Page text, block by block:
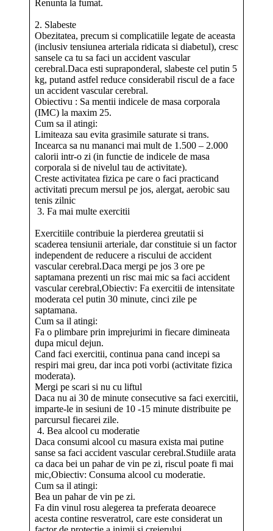
Renunta la fumat.
2. Slabeste
Obezitatea, precum si complicatiile legate de aceasta
(inclusiv tensiunea arteriala ridicata si diabetul), cresc
sansele ca tu sa faci un accident vascular
cerebral.Daca esti supraponderal, slabeste cel putin 5
kg, putand astfel reduce considerabil riscul de a face
un accident vascular cerebral.
Obiectivu : Sa mentii indicele de masa corporala
(IMC) la maxim 25.
Cum sa il atingi:
Limiteaza sau evita grasimile saturate si trans.
Incearca sa nu mananci mai mult de 1.500 – 2.000
calorii intr-o zi (in functie de indicele de masa
corporala si de nivelul tau de activitate).
Creste activitatea fizica pe care o faci practicand
activitati precum mersul pe jos, alergat, aerobic sau
tenis zilnic
3. Fa mai multe exercitii
Exercitiile contribuie la pierderea greutatii si
scaderea tensiunii arteriale, dar constituie si un factor
independent de reducere a riscului de accident
vascular cerebral.Daca mergi pe jos 3 ore pe
saptamana prezenti un risc mai mic sa faci accident
vascular cerebral,Obiectiv: Fa exercitii de intensitate
moderata cel putin 30 minute, cinci zile pe
saptamana.
Cum sa il atingi:
Fa o plimbare prin imprejurimi in fiecare dimineata
dupa micul dejun.
Cand faci exercitii, continua pana cand incepi sa
respiri mai greu, dar inca poti vorbi (activitate fizica
moderata).
Mergi pe scari si nu cu liftul
Daca nu ai 30 de minute consecutive sa faci exercitii,
imparte-le in sesiuni de 10 -15 minute distribuite pe
parcursul fiecarei zile.
4. Bea alcool cu moderatie
Daca consumi alcool cu masura exista mai putine
sanse sa faci accident vascular cerebral.Studiile arata
ca daca bei un pahar de vin pe zi, riscul poate fi mai
mic,Obiectiv: Consuma alcool cu moderatie.
Cum sa il atingi:
Bea un pahar de vin pe zi.
Fa din vinul rosu alegerea ta preferata deoarece
acesta contine resveratrol, care este considerat un